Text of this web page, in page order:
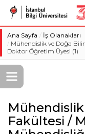
Ana Sayfa
İş Olanakları
Mühendislik ve Doğa
Doktor Öğretim Üyesi (1)
Fakültesi /